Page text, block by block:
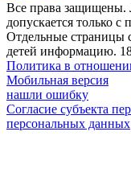
Все права защищены.
допускается только с
Отдельные страницы
детей информацию.
Политика в
Мобильная версия
нашли ошибку
Согласие субъекта
персональных данных